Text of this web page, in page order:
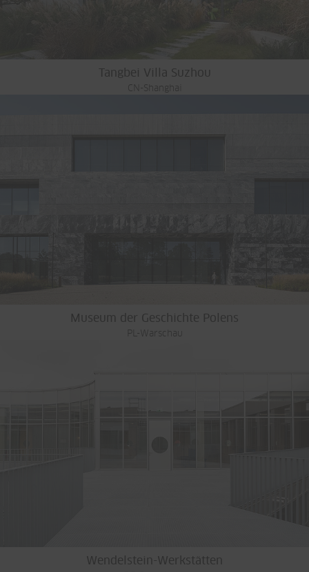
Tangbei Villa Suzhou
CN-Shanghai
Museum der Geschichte Polens
PL-Warschau
Wendelstein-Werkstätten